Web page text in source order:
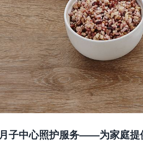
子中心照护服务——为家庭提